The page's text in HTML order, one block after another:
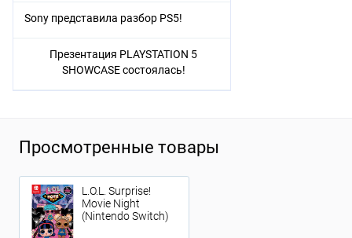
Sony представила разбор PS5!
Презентация PLAYSTATION 5
SHOWCASE состоялась!
Просмотренные товары
L.O.L. Surprise!
Movie Night
(Nintendo Switch)